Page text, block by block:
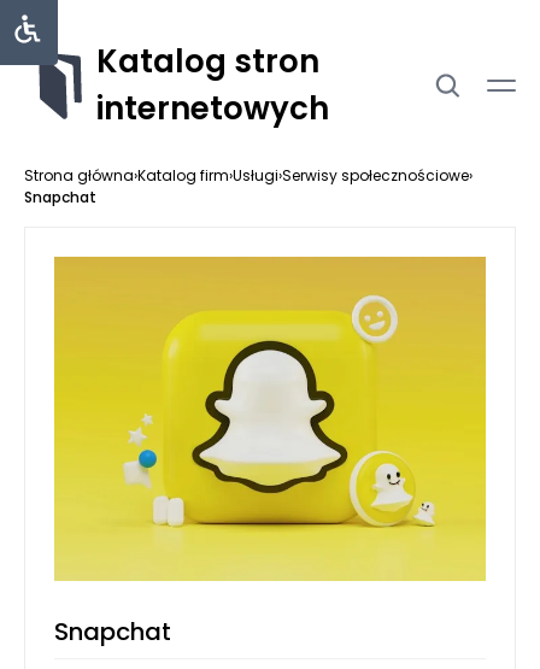
Katalog stron
internetowych
Strona główna›Katalog firm›Usługi›Serwisy społecznościowe›
Snapchat
Snapchat